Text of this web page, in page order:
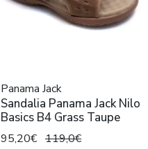
Panama Jack
Sandalia Panama Jack Nilo
Basics B4 Grass Taupe
95,20€ 119,0€